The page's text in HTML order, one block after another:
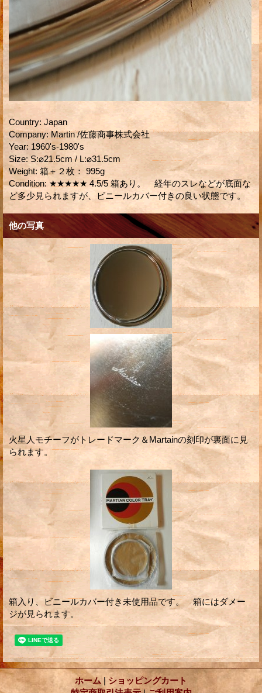
Country: Japan
Company: Martin /佐藤商事株式会社
Year: 1960's-1980's
Size: S:⌀21.5cm / L:⌀31.5cm
Weight: 箱＋２枚： 995g
Condition: ★★★★★ 4.5/5 箱あり。 経年のスレなどが底面な
ど多少見られますが、ビニールカバー付きの良い状態です。
他の写真
火星人モチーフがトレードマーク＆Martainの刻印が裏面に見
られます。
箱入り、ビニールカバー付き未使用品です。 箱にはダメー
ジが見られます。
ホーム | ショッピングカート